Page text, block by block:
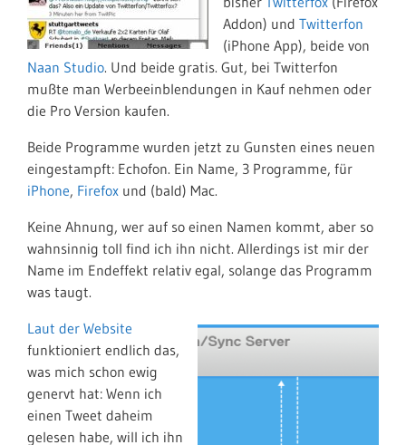
Addon) und Twitterfon
(iPhone App), beide von
Naan Studio. Und beide gratis. Gut, bei Twitterfon
mußte man Werbeeinblendungen in Kauf nehmen oder
die Pro Version kaufen.
Beide Programme wurden jetzt zu Gunsten eines neuen
eingestampft: Echofon. Ein Name, 3 Programme, für
iPhone, Firefox und (bald) Mac.
Keine Ahnung, wer auf so einen Namen kommt, aber so
wahnsinnig toll find ich ihn nicht. Allerdings ist mir der
Name im Endeffekt relativ egal, solange das Programm
was taugt.
Laut der Website
funktioniert endlich das,
was mich schon ewig
genervt hat: Wenn ich
einen Tweet daheim
gelesen habe, will ich ihn